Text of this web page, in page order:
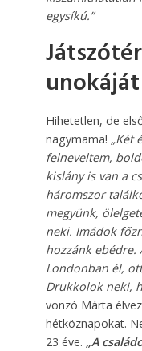
egysíkú.”
unokáját
Hihetetlen, de
nagymama! „Két
felneveltem,
kislány is van a
háromszor
megyünk,
neki. Imádok
hozzánk ebédre.
Londonban él,
Drukkolok neki,
vonzó Márta
hétköznapokat.
23 éve. „A